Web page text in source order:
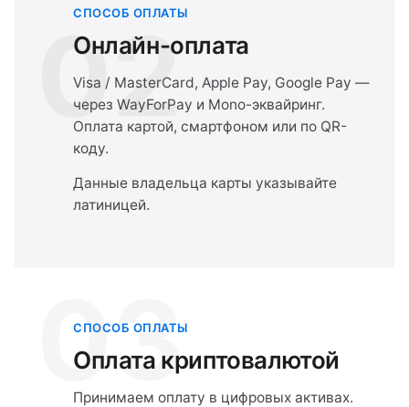
02
СПОСОБ ОПЛАТЫ
Онлайн-оплата
Visa / MasterCard, Apple Pay, Google Pay —
через WayForPay и Mono-эквайринг.
Оплата картой, смартфоном или по QR-
коду.
Данные владельца карты указывайте
латиницей.
03
СПОСОБ ОПЛАТЫ
Оплата криптовалютой
Принимаем оплату в цифровых активах.